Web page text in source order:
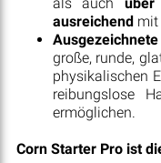
ausreichend mit
große, runde,
physikalischen
reibungslose
ermöglichen.
Corn Starter Pro ist